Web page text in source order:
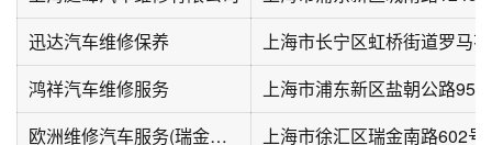
迅达汽车维修保养
上海市长宁区虹桥街道罗马
鸿祥汽车维修服务
上海市浦东新区盐朝公路955
欧洲维修汽车服务(瑞金南路店)
上海市徐汇区瑞金南路602号